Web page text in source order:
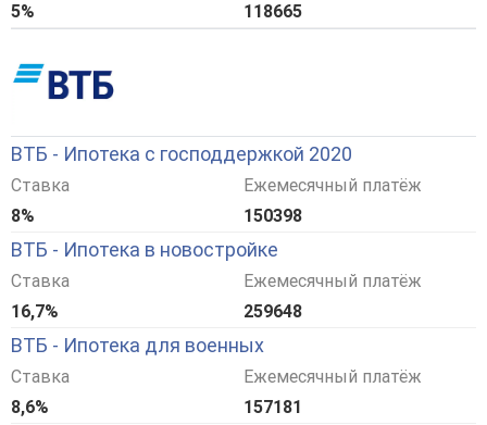
5%
118665
ВТБ - Ипотека с господдержкой 2020
Ставка
8%
Ежемесячный платёж
150398
ВТБ - Ипотека в новостройке
Ставка
16,7%
Ежемесячный платёж
259648
ВТБ - Ипотека для военных
Ставка
8,6%
Ежемесячный платёж
157181